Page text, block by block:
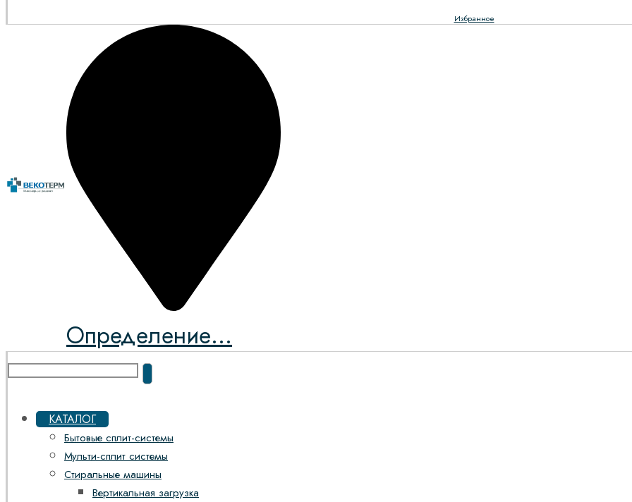
Избранное
Определение...
КАТАЛОГ
Бытовые сплит-системы
Мульти-сплит системы
Стиральные машины
Вертикальная загрузка